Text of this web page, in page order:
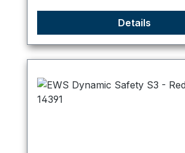
Details